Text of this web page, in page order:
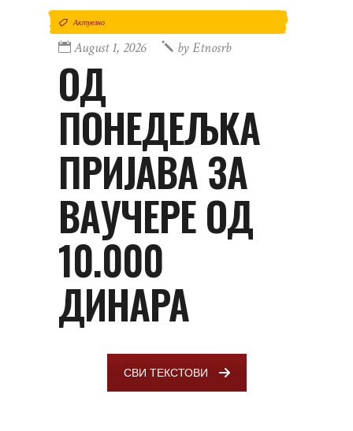
Актуелно
August 1, 2026 byEtnosrb
ОД
ПОНЕДЕЉКА
ПРИЈАВА ЗА
ВАУЧЕРЕ ОД
10.000
ДИНАРА
СВИ ТЕКСТОВИ